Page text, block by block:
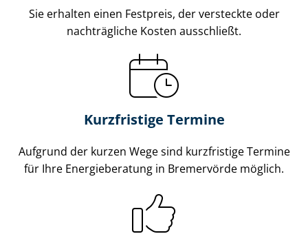
Sie erhalten einen Festpreis, der versteckte oder
nachträgliche Kosten ausschließt.
Kurzfristige Termine
Aufgrund der kurzen Wege sind kurzfristige Termine
für Ihre Energieberatung in Bremervörde möglich.